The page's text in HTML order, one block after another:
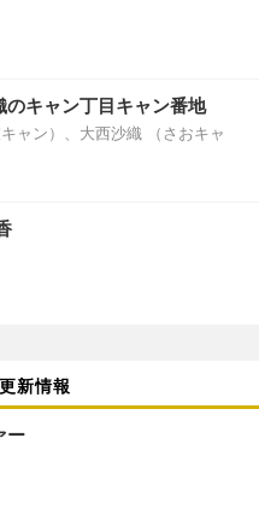
のキャン丁目キャン番地
ャン）、大西沙織 （さおキャ
新情報
ー